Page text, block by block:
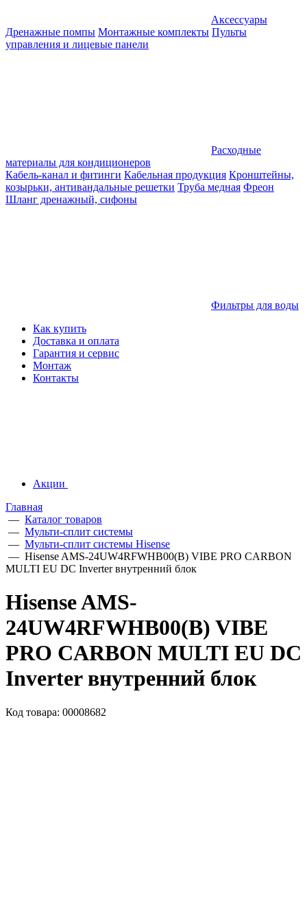
Аксессуары
Дренажные помпы Монтажные комплекты Пульты
управления и лицевые панели
Расходные
материалы для кондиционеров
Кабель-канал и фитинги Кабельная продукция Кронштейны,
козырьки, антивандальные решетки Труба медная Фреон
Шланг дренажный, сифоны
Фильтры для воды
Как купить
Доставка и оплата
Гарантия и сервис
Монтаж
Контакты
Акции
Главная
— Каталог товаров
— Мульти-сплит системы
— Мульти-сплит системы Hisense
— Hisense AMS-24UW4RFWHB00(B) VIBE PRO CARBON
MULTI EU DC Inverter внутренний блок
Hisense AMS-
24UW4RFWHB00(B) VIBE
PRO CARBON MULTI EU DC
Inverter внутренний блок
Код товара: 00008682